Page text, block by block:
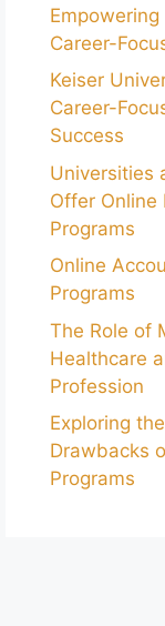
Career-
Keiser
Career-
Success
Universities
Offer Online
Programs
Online
Programs
The Role of
Healthcare
Profession
Exploring
Drawbacks
Programs